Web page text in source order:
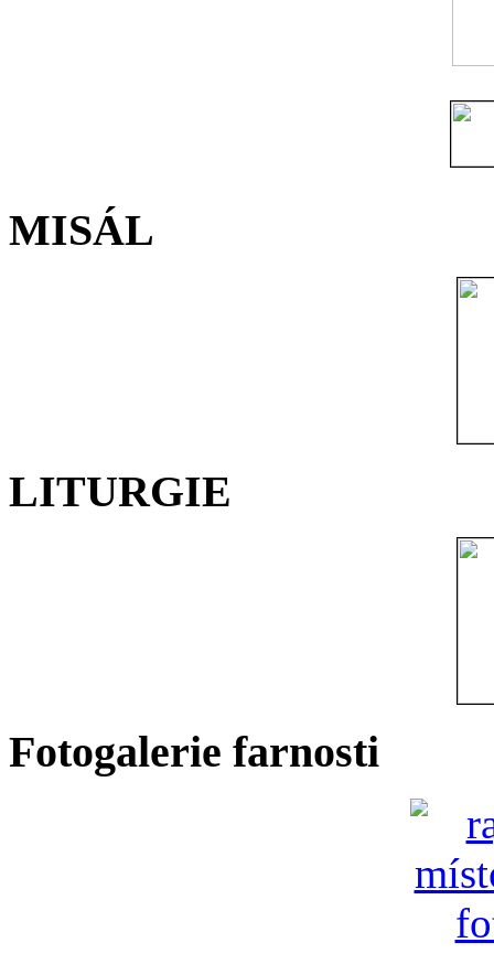
MISÁL
LITURGIE
Fotogalerie farnosti